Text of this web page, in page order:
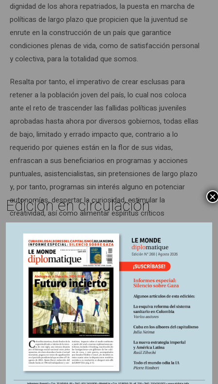
dignidad de los ahora repatriados, la puesta en marcha de
políticas de largo plazo que propicien que la juventud se
enrute en la construcción de un país que garantice
condiciones plenas de vida, como de satisfacción personal
y colectiva, para la totalidad que somos.
Resalta por tanto, el imperativo de crear esclusas para
retener a la población joven del país, lo cual nos coloca
ante el reto de trascender las fallidas políticas juveniles
aprobadas hasta ahora por diversos gobiernos, todas ellas
de bajo, limitado y errado impacto que, contrario a lo
requerido por quienes están en la flor de sus vidas,
enfrascan a sus beneficiarios en programas y acciones
puntuales, asistencialistas, sin pretensiones de largo plazo
y, por tanto, programas sin interés alguno en potenciar
autonomías, despertar la curiosidad, estimular la
creatividad, así como alimentar espíritus críticos
dispuestos a profundizar en procesos educativos como
también asociativos y solidarios.
Comenzar a caminar por esa senda coloca a un gobierno
que pretende llevar a cabo giros indispensables para
romper la herencia recibida, ante el reto mayúsculo de
reformar el pensum que orienta la educación primaria y
secundaria, incluyendo en el mismo, con acertado diseño
de simple a complejo, la enseñanza de matemáticas,
estadística, economía, lógica y filosofía, entre otras
materias, desdeñadas o minimizadas en los primeros
ciclos educativos en el rigor como deberían ser abordadas.
Edición en circulación ×